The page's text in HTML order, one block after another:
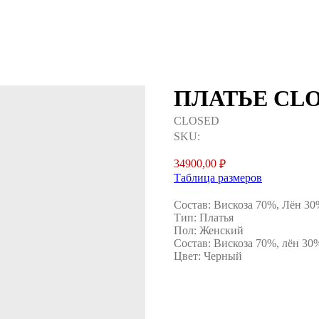
ПЛАТЬЕ
CLOSED
SKU:
34900,00 ₽
Таблица размеров
Состав: Вискоза 70%, Лён
Тип: Платья
Пол: Женский
Состав: Вискоза 70%, лён
Цвет: Черный